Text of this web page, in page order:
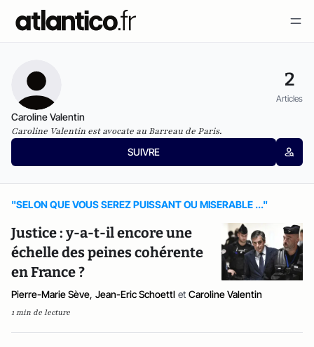
2
Articles
Caroline Valentin
Caroline Valentin est avocate au Barreau de Paris.
SUIVRE
"SELON QUE VOUS SEREZ PUISSANT OU MISERABLE ..."
Justice : y-a-t-il encore une
échelle des peines cohérente
en France ?
Pierre-Marie Sève, Jean-Eric Schoettl et Caroline Valentin
1 min de lecture